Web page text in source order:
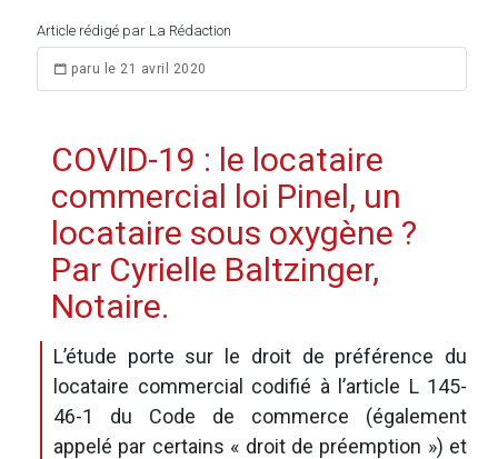
Article rédigé par La Rédaction
paru le 21 avril 2020
COVID-19 : le locataire
commercial loi Pinel, un
locataire sous oxygène ?
Par Cyrielle Baltzinger,
Notaire.
L’étude porte sur le droit de préférence du
locataire commercial codifié à l’article L 145-
46-1 du Code de commerce (également
appelé par certains « droit de préemption ») et